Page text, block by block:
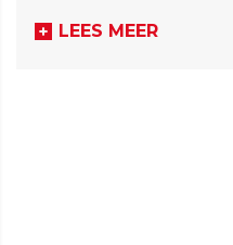
LEES MEER